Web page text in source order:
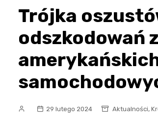
Trójka
odszkodowań
29 lutego 2024 Aktualności,